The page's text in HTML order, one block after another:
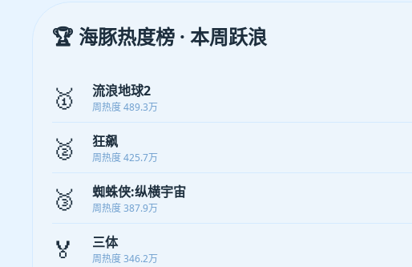
🏆 海豚热度榜 · 本周跃浪
🥇 流浪地球2
周热度 489.3万
🥈 狂飙
周热度 425.7万
🥉 蜘蛛侠:纵横宇宙
周热度 387.9万
🏅 三体
周热度 346.2万